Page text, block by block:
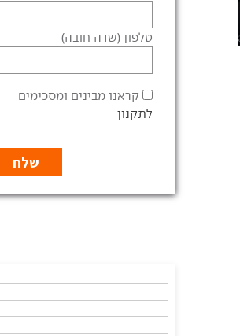
טלפון (שדה חובה)
קראנו מבינים ומסכימים
לתקנון